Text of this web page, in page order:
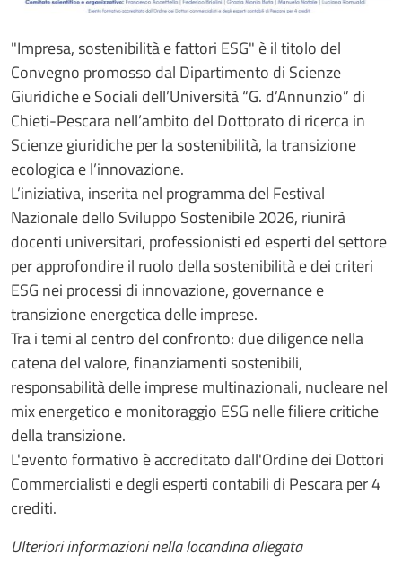
"Impresa, sostenibilità e fattori ESG" è il titolo del
Convegno promosso dal Dipartimento di Scienze
Giuridiche e Sociali dell’Università “G. d’Annunzio” di
Chieti-Pescara nell’ambito del Dottorato di ricerca in
Scienze giuridiche per la sostenibilità, la transizione
ecologica e l’innovazione.
L’iniziativa, inserita nel programma del Festival
Nazionale dello Sviluppo Sostenibile 2026, riunirà
docenti universitari, professionisti ed esperti del settore
per approfondire il ruolo della sostenibilità e dei criteri
ESG nei processi di innovazione, governance e
transizione energetica delle imprese.
Tra i temi al centro del confronto: due diligence nella
catena del valore, finanziamenti sostenibili,
responsabilità delle imprese multinazionali, nucleare nel
mix energetico e monitoraggio ESG nelle filiere critiche
della transizione.
L'evento formativo è accreditato dall'Ordine dei Dottori
Commercialisti e degli esperti contabili di Pescara per 4
crediti.
Ulteriori informazioni nella locandina allegata